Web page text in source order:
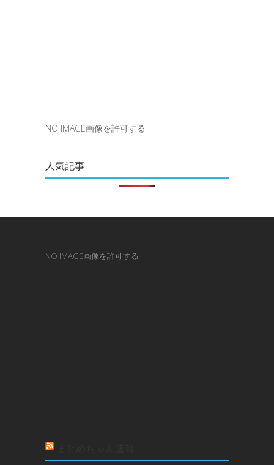
NO IMAGE画像を許可する
人気記事
NO IMAGE画像を許可する